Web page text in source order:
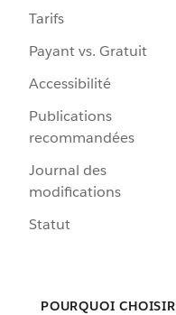
Tarifs
Payant vs. Gratuit
Accessibilité
Publications
recommandées
Journal des
modifications
Statut
POURQUOI CHOISIR